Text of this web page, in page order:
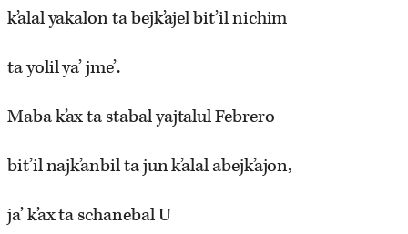
k’alal yakalon ta bejk’ajel bit’il nichim
ta yolil ya’ jme’.
Maba k’ax ta stabal yajtalul Febrero
bit’il najk’anbil ta jun k’alal abejk’ajon,
ja’ k’ax ta schanebal U